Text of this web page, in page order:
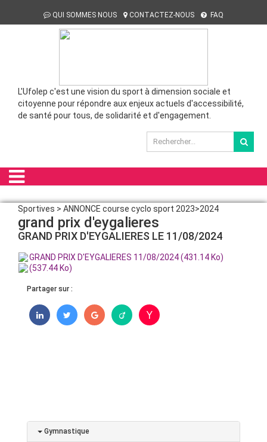
QUI SOMMES NOUS CONTACTEZ-NOUS FAQ
L'Ufolep c'est une vision du sport à dimension sociale et
citoyenne pour répondre aux enjeux actuels d'accessibilité,
de santé pour tous, de solidarité et d'engagement.
Sportives > ANNONCE course cyclo sport 2023>2024
grand prix d'eygalieres
GRAND PRIX D'EYGALIERES LE 11/08/2024
GRAND PRIX D'EYGALIERES 11/08/2024 (431.14 Ko)
(537.44 Ko)
Partager sur :
Gymnastique